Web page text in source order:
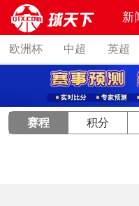
新
欧洲杯 中超 英超
赛程 积分